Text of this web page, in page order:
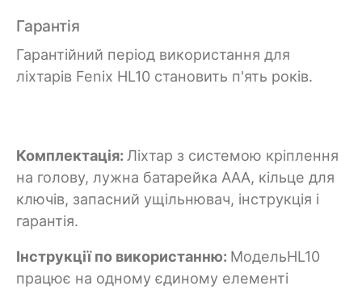
Гарантія
Гарантійний період використання для
ліхтарів Fenix HL10 становить п'ять років.
Комплектація: Ліхтар з системою кріплення
на голову, лужна батарейка ААА, кільце для
ключів, запасний ущільнювач, інструкція і
гарантія.
Інструкції по використанню: МодельHL10
працює на одному єдиному елементі